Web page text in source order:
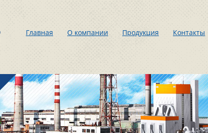
Главная О компании Продукция Контакты